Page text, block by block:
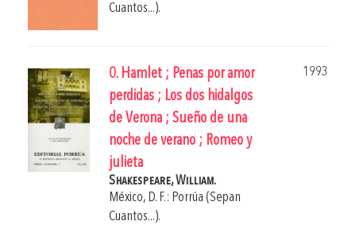
Cuantos...).
0. Hamlet ; Penas por amor
perdidas ; Los dos hidalgos
de Verona ; Sueño de una
noche de verano ; Romeo y
julieta
1993
Shakespeare, William.
México, D. F.: Porrúa (Sepan
Cuantos...).